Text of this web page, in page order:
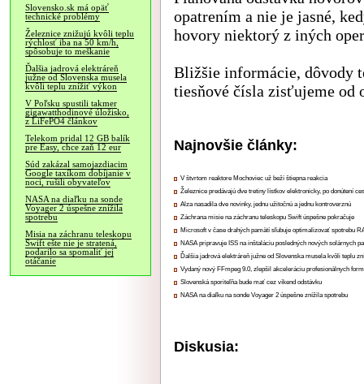
Slovensko.sk má opäť
technické problémy
Železnice znižujú kvôli teplu
rýchlosť iba na 50 km/h,
spôsobuje to meškanie
Ďalšia jadrová elektráreň
južne od Slovenska musela
kvôli teplu znížiť výkon
V Poľsku spustili takmer
gigawatthodinové úložisko,
z LiFePO4 článkov
Telekom pridal 12 GB balík
pre Easy, chce zaň 12 eur
Súd zakázal samojazdiacim
Google taxíkom dobíjanie v
noci, rušili obyvateľov
NASA na diaľku na sonde
Voyager 2 úspešne znížila
spotrebu
Misia na záchranu teleskopu
Swift ešte nie je stratená,
podarilo sa spomaliť jej
otáčanie
opatrením a nie je jasné,
hovory niektorý z iných
Bližšie informácie, dôvody
tiesňové čísla zisťujeme od
Najnovšie články:
V štvrtom reaktore Mochoviec už beží štiepna reakcia
Železnice predávajú dve tretiny lístkov elektronicky, po donútení
Alza nasadila dve novinky, jednu užitočnú a jednu kontroverznú
Záchrana misie na záchranu teleskopu Swift úspešne pokračuje
Microsoft v čase drahých pamätí sľubuje optimalizovať spotrebu
NASA pripravuje ISS na inštaláciu posledných nových solárnych
Ďalšia jadrová elektráreň južne od Slovenska musela kvôli teplu
Vydaný nový FFmpeg 9.0, zlepšil akceleráciu profesionálnych
Slovenská sporiteľňa bude mať cez víkend odstávku
NASA na diaľku na sonde Voyager 2 úspešne znížila spotrebu
Diskusia: